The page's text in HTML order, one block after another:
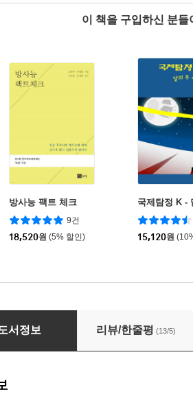
이 책을 구입하신 분
방사능 팩트 체크
9건
18,520원 (5% 할인)
국제탐정 K -
15,120원
짓은 개에게 무엇을 말하는가?
서정보 리뷰/한줄평 (13/5)